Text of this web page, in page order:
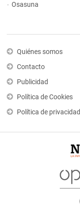
Osasuna
Quiénes somos
Contacto
Publicidad
Política de Cookies
Política de privacidad